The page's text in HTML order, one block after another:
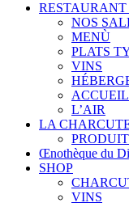
RESTAURANT
NOS
MENÙ
PLATS
VINS
ACCUEIL
L’AIR
LA
Œnothèque du
SHOP
VINS